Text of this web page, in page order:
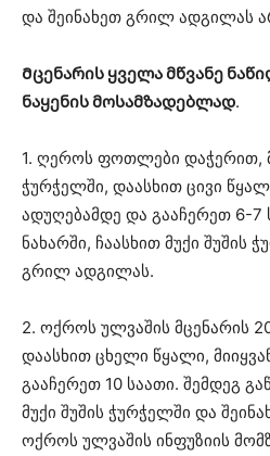
და შეინახეთ გრილ ადგილას
Მცენარის ყველა მწვანე
ნაყენის მოსამზადებლად.
1. ღეროს ფოთლები დაჭერით,
ჭურჭელში, დაასხით ცივი
ადუღებამდე და გააჩერეთ 6-7
ნახარში, ჩაასხით მუქი შუშის
გრილ ადგილას.
2. ოქროს ულვაშის მცენარის
დაასხით ცხელი წყალი,
გააჩერეთ 10 საათი. შემდეგ
მუქი შუშის ჭურჭელში და
ოქროს ულვაშის ინფუზიის